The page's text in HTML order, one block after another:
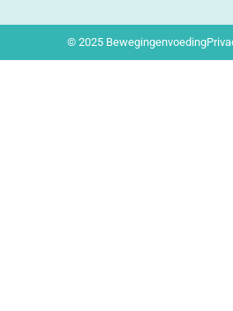
© 2025 Bewegingenvoeding